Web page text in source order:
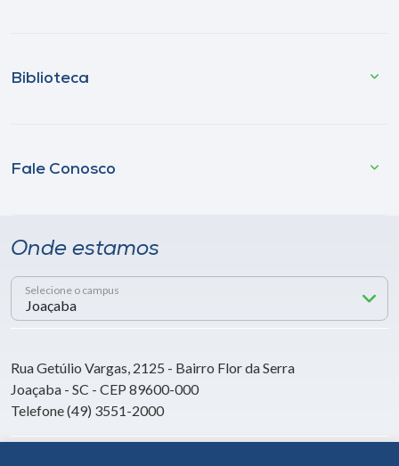
Biblioteca
Fale Conosco
Onde estamos
Selecione o campus
Rua Getúlio Vargas, 2125 - Bairro Flor da Serra
Joaçaba - SC - CEP 89600-000
Telefone (49) 3551-2000